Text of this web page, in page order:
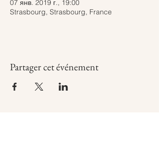
07 янв. 2019 г., 19:00
Strasbourg, Strasbourg, France
Partager cet événement